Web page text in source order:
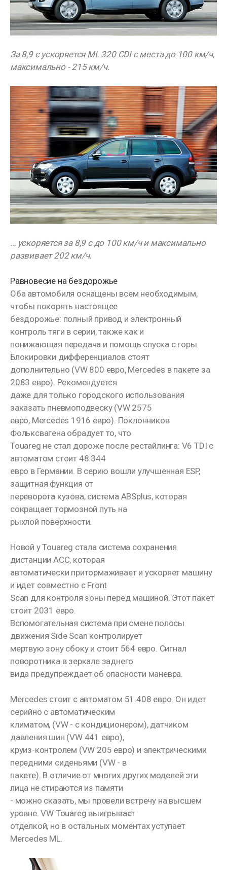
За 8,9 с ускоряется ML 320 CDI с места до 100 км/ч,
максимально - 215 км/ч.
… ускоряется за 8,9 с до 100 км/ч и максимально
развивает 202 км/ч.
Равновесие на бездорожье
Оба автомобиля оснащены всем необходимым,
чтобы покорять настоящее
бездорожье: полный привод и электронный
контроль тяги в серии, также как и
понижающая передача и помощь спуска с горы.
Блокировки дифференциалов стоят
дополнительно (VW 800 евро, Mercedes в пакете за
2083 евро). Рекомендуется
даже для только городского использования
заказать пневмоподвеску (VW 2575
евро, Mercedes 1916 евро). Поклонников
Фольксвагена обрадует то, что
Touareg не стал дороже после рестайлинга: V6 TDI с
автоматом стоит 48.344
евро в Германии. В серию вошли улучшенная ESP,
защитная функция от
переворота кузова, система ABSplus, которая
сокращает тормозной путь на
рыхлой поверхности.
Новой у Touareg стала система сохранения
дистанции ACC, которая
автоматически притормаживает и ускоряет машину
и идет совместно с Front
Scan для контроля зоны перед машиной. Этот пакет
стоит 2031 евро.
Вспомогательная система при смене полосы
движения Side Scan контролирует
мертвую зону сбоку и стоит 564 евро. Сигнал
поворотника в зеркале заднего
вида предупреждает об опасности маневра.
Mercedes стоит с автоматом 51.408 евро. Он идет
серийно с автоматическим
климатом, (VW - с кондиционером), датчиком
давления шин (VW 441 евро),
круиз-контролем (VW 205 евро) и электрическими
передними сиденьями (VW - в
пакете). В отличие от многих других моделей эти
лица не стираются из памяти
- можно сказать, мы провели встречу на высшем
уровне. VW Touareg выигрывает
отделкой, но в остальных моментах уступает
Mercedes ML.